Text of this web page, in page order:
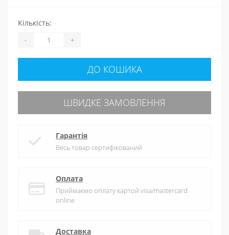
Кількість:
- +
ДО КОШИКА
ШВИДКЕ ЗАМОВЛЕННЯ
Гарантія
Весь товар сертифікований
Оплата
Приймаємо оплату картой visa/mastercard
online
Доставка